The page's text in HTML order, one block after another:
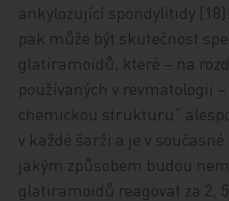
ankylozující spondylitidy
pak může být skutečnost
glatiramoidů, které – na
používaných v revmatologii
chemickou strukturu“
v každé šarži a je v
jakým způsobem budou
glatiramoidů reagovat za 2,